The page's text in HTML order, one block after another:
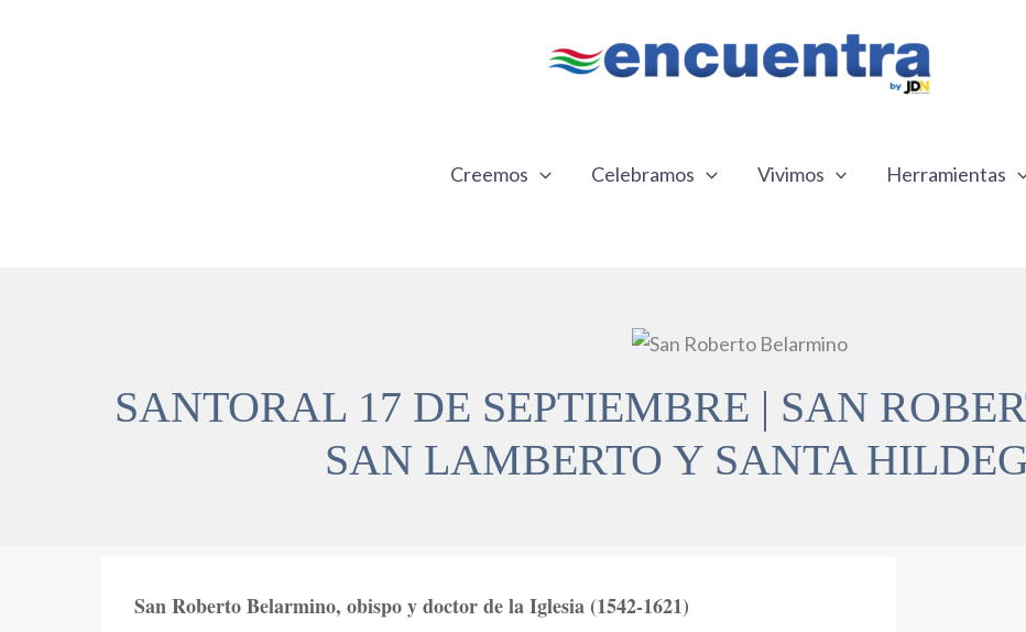
Creemos Celebramos Vivimos Herramientas
SANTORAL 17 DE SEPTIEMBRE | SAN
SAN LAMBERTO Y SANTA
San Roberto Belarmino, obispo y doctor de la Iglesia (1542-1621)